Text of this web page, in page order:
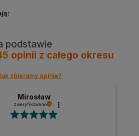
podstawie
opinii z całego okresu
zbieramy opinie?
Mirosław
zweryfikowano